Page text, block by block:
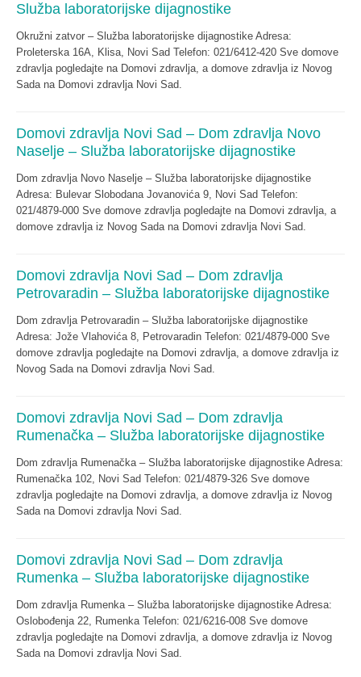
Služba laboratorijske dijagnostike
Okružni zatvor – Služba laboratorijske dijagnostike Adresa:
Proleterska 16A, Klisa, Novi Sad Telefon: 021/6412-420 Sve domove
zdravlja pogledajte na Domovi zdravlja, a domove zdravlja iz Novog
Sada na Domovi zdravlja Novi Sad.
Domovi zdravlja Novi Sad – Dom zdravlja Novo
Naselje – Služba laboratorijske dijagnostike
Dom zdravlja Novo Naselje – Služba laboratorijske dijagnostike
Adresa: Bulevar Slobodana Jovanovića 9, Novi Sad Telefon:
021/4879-000 Sve domove zdravlja pogledajte na Domovi zdravlja, a
domove zdravlja iz Novog Sada na Domovi zdravlja Novi Sad.
Domovi zdravlja Novi Sad – Dom zdravlja
Petrovaradin – Služba laboratorijske dijagnostike
Dom zdravlja Petrovaradin – Služba laboratorijske dijagnostike
Adresa: Jože Vlahovića 8, Petrovaradin Telefon: 021/4879-000 Sve
domove zdravlja pogledajte na Domovi zdravlja, a domove zdravlja iz
Novog Sada na Domovi zdravlja Novi Sad.
Domovi zdravlja Novi Sad – Dom zdravlja
Rumenačka – Služba laboratorijske dijagnostike
Dom zdravlja Rumenačka – Služba laboratorijske dijagnostike Adresa:
Rumenačka 102, Novi Sad Telefon: 021/4879-326 Sve domove
zdravlja pogledajte na Domovi zdravlja, a domove zdravlja iz Novog
Sada na Domovi zdravlja Novi Sad.
Domovi zdravlja Novi Sad – Dom zdravlja
Rumenka – Služba laboratorijske dijagnostike
Dom zdravlja Rumenka – Služba laboratorijske dijagnostike Adresa:
Oslobođenja 22, Rumenka Telefon: 021/6216-008 Sve domove
zdravlja pogledajte na Domovi zdravlja, a domove zdravlja iz Novog
Sada na Domovi zdravlja Novi Sad.